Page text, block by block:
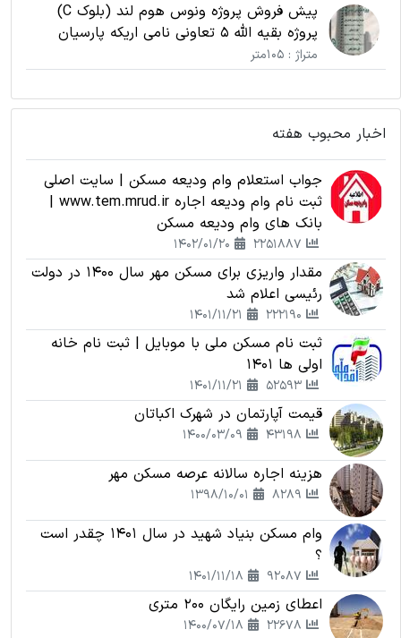
پیش فروش پروژه ونوس هوم لند (بلوک C)
پروژه بقیه الله 5 تعاونی نامی اریکه پارسیان
متراژ : 105متر
اخبار محبوب هفته
جواب استعلام وام ودیعه مسکن | سایت اصلی
ثبت نام وام ودیعه اجاره www.tem.mrud.ir |
بانک های وام ودیعه مسکن
مقدار واریزی برای مسکن مهر سال 1400 در دولت
رئیسی اعلام شد
ثبت نام مسکن ملی با موبایل | ثبت نام خانه
اولی ها 1401
قیمت آپارتمان در شهرک اکباتان
هزینه اجاره سالانه عرصه مسکن مهر
وام مسکن بنیاد شهید در سال 1401 چقدر است
؟
اعطای زمین رایگان 200 متری